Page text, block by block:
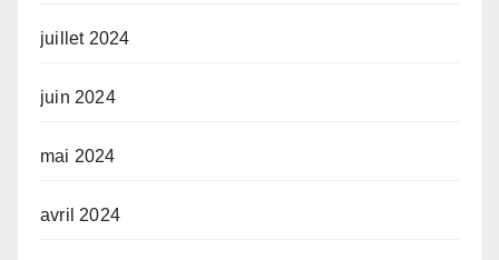
juillet 2024
juin 2024
mai 2024
avril 2024